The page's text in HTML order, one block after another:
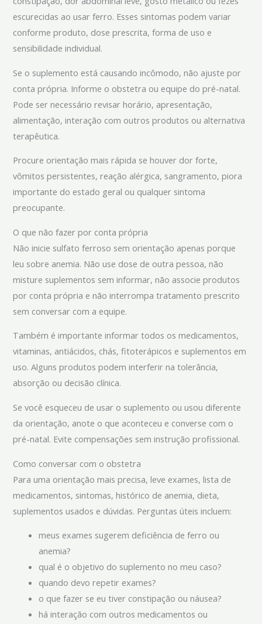
escurecidas ao usar ferro. Esses sintomas podem variar
conforme produto, dose prescrita, forma de uso e
sensibilidade individual.
Se o suplemento está causando incômodo, não ajuste por
conta própria. Informe o obstetra ou equipe do pré-natal.
Pode ser necessário revisar horário, apresentação,
alimentação, interação com outros produtos ou alternativa
terapêutica.
Procure orientação mais rápida se houver dor forte,
vômitos persistentes, reação alérgica, sangramento, piora
importante do estado geral ou qualquer sintoma
preocupante.
O que não fazer por conta própria
Não inicie sulfato ferroso sem orientação apenas porque
leu sobre anemia. Não use dose de outra pessoa, não
misture suplementos sem informar, não associe produtos
por conta própria e não interrompa tratamento prescrito
sem conversar com a equipe.
Também é importante informar todos os medicamentos,
vitaminas, antiácidos, chás, fitoterápicos e suplementos em
uso. Alguns produtos podem interferir na tolerância,
absorção ou decisão clínica.
Se você esqueceu de usar o suplemento ou usou diferente
da orientação, anote o que aconteceu e converse com o
pré-natal. Evite compensações sem instrução profissional.
Como conversar com o obstetra
Para uma orientação mais precisa, leve exames, lista de
medicamentos, sintomas, histórico de anemia, dieta,
suplementos usados e dúvidas. Perguntas úteis incluem:
meus exames sugerem deficiência de ferro ou
anemia?
qual é o objetivo do suplemento no meu caso?
quando devo repetir exames?
o que fazer se eu tiver constipação ou náusea?
há interação com outros medicamentos ou